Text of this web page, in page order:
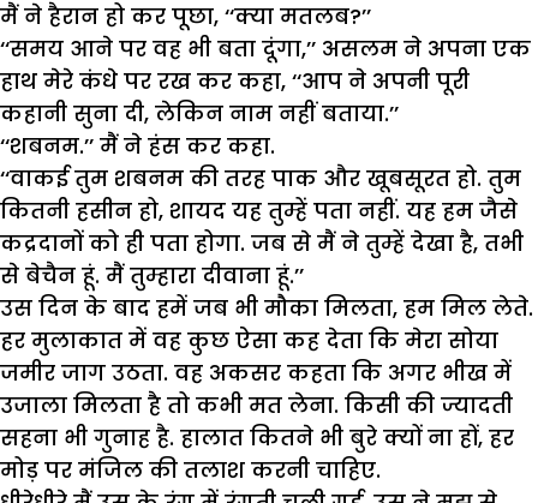
मैं ने हैरान हो कर पूछा, ‘‘क्या मतलब?’’
‘‘समय आने पर वह भी बता दूंगा,’’ असलम ने अपना एक
हाथ मेरे कंधे पर रख कर कहा, ‘‘आप ने अपनी पूरी
कहानी सुना दी, लेकिन नाम नहीं बताया.’’
‘‘शबनम.’’ मैं ने हंस कर कहा.
‘‘वाकई तुम शबनम की तरह पाक और खूबसूरत हो. तुम
कितनी हसीन हो, शायद यह तुम्हें पता नहीं. यह हम जैसे
कद्रदानों को ही पता होगा. जब से मैं ने तुम्हें देखा है, तभी
से बेचैन हूं. मैं तुम्हारा दीवाना हूं.’’
उस दिन के बाद हमें जब भी मौका मिलता, हम मिल लेते.
हर मुलाकात में वह कुछ ऐसा कह देता कि मेरा सोया
जमीर जाग उठता. वह अकसर कहता कि अगर भीख में
उजाला मिलता है तो कभी मत लेना. किसी की ज्यादती
सहना भी गुनाह है. हालात कितने भी बुरे क्यों ना हों, हर
मोड़ पर मंजिल की तलाश करनी चाहिए.